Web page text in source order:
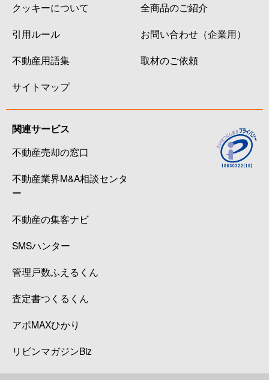
クッキーについて
引用ルール
不動産用語集
サイトマップ
全商品のご紹介
お問い合わせ（企業用）
取材のご依頼
関連サービス
不動産売却の窓口
不動産業界M&A相談センタ
ー
不動産の集客ナビ
SMSハンター
管理戸数ふえるくん
査定書つくるくん
アポMAXひかり
リビンマガジンBiz